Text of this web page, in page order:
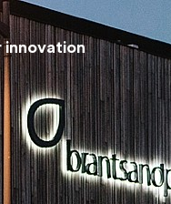
innovation